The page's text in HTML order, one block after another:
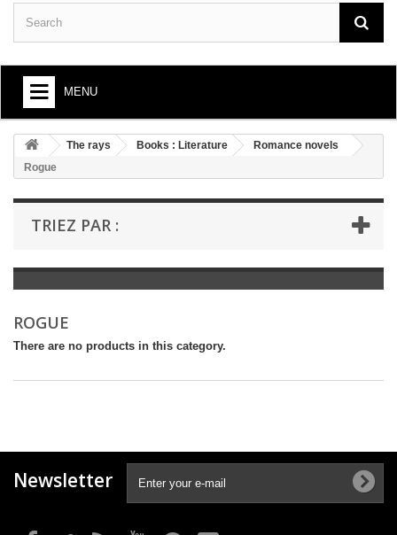
MENU
+
BOOKS : ARTS AND SOCIETY
+
BOOKS : LITERATURE
+
BOOKS : YOUTH
LIVRES ANCIENS AVANT 1945
The rays Books : Literature
Romance novels
Rogue
TRIEZ PAR :
ROGUE
There are no products in this category.
Newsletter